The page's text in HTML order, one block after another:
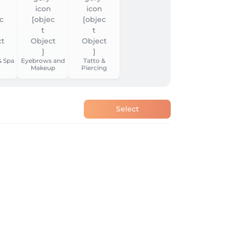
Spa
Eyebrows and
Makeup
Tatto &
Piercing
Select